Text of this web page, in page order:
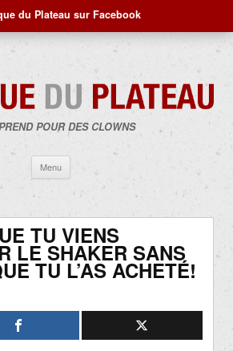
du Plateau sur Facebook
POUR DES CLOWNS
Menu
contenu
TU VIENS
LE SHAKER SANS
TU L’AS ACHETÉ!